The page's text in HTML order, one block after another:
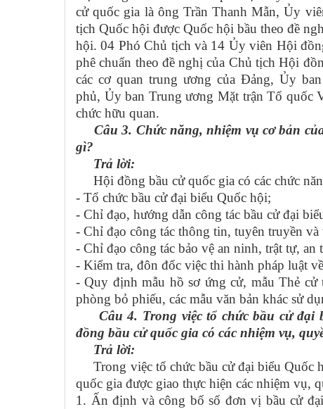
cử quốc gia là ông Trần Thanh Mẫn, Ủy
tịch Quốc hội được Quốc hội bầu theo đề
hội. 04 Phó Chủ tịch và 14 Ủy viên Hội
phê chuẩn theo đề nghị của Chủ tịch Hội
các cơ quan trung ương của Đảng, Ủy
phủ, Ủy ban Trung ương Mặt trận Tổ quốc
chức hữu quan.
Câu 3. Chức năng, nhiệm vụ cơ bản
gì?
Trả lời:
Hội đồng bầu cử quốc gia có các chức
- Tổ chức bầu cử đại biểu Quốc hội;
- Chỉ đạo, hướng dẫn công tác bầu cử đại
- Chỉ đạo công tác thông tin, tuyên truyền và
- Chỉ đạo công tác bảo vệ an ninh, trật tự, an
- Kiểm tra, đôn đốc việc thi hành pháp luật
- Quy định mẫu hồ sơ ứng cử, mẫu Thẻ
phòng bỏ phiếu, các mẫu văn bản khác sử
Câu 4. Trong việc tổ chức bầu cử đại
đồng bầu cử quốc gia có các nhiệm vụ,
Trả lời:
Trong việc tổ chức bầu cử đại biểu Quốc
quốc gia được giao thực hiện các nhiệm vụ,
1. Ấn định và công bố số đơn vị bầu cử